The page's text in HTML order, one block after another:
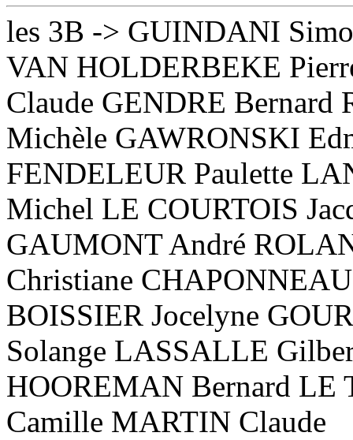
les 3B -> GUINDANI
VAN HOLDERBEKE
Claude GENDRE Bernard
Michèle GAWRONSKI
FENDELEUR Paulette
Michel LE COURTOIS
GAUMONT André
Christiane
BOISSIER Jocelyne
Solange LASSALLE
HOOREMAN Bernard LE
Camille MARTIN Claude